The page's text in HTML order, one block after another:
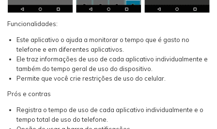
Funcionalidades:
Este aplicativo o ajuda a monitorar o tempo que é gasto no
telefone e em diferentes aplicativos.
Ele traz informações de uso de cada aplicativo individualmente e
também do tempo geral de uso do dispositivo.
Permite que você crie restrições de uso do celular.
Prós e contras
Registra o tempo de uso de cada aplicativo individualmente e o
tempo total de uso do telefone.